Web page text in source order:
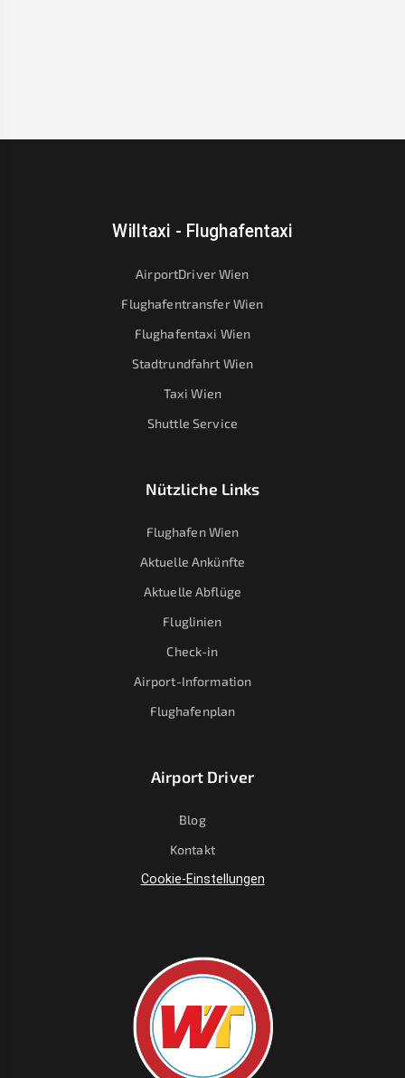
Willtaxi - Flughafentaxi
AirportDriver Wien
Flughafentransfer Wien
Flughafentaxi Wien
Stadtrundfahrt Wien
Taxi Wien
Shuttle Service
Nützliche Links
Flughafen Wien
Aktuelle Ankünfte
Aktuelle Abflüge
Fluglinien
Check-in
Airport-Information
Flughafenplan
Airport Driver
Blog
Kontakt
Cookie-Einstellungen